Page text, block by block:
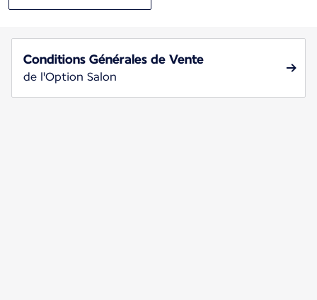
Conditions Générales de Vente
de l'Option Salon